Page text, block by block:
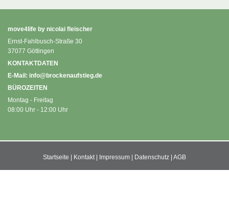
move4life by nicolai fleischer
Ernst-Fahlbusch-Straße 30
37077 Göttingen
KONTAKTDATEN
E-Mail: info@brockenaufstieg.de
BÜROZEITEN
Montag - Freitag
08:00 Uhr - 12:00 Uhr
Startseite Kontakt| Impressum Datenschutz AGB